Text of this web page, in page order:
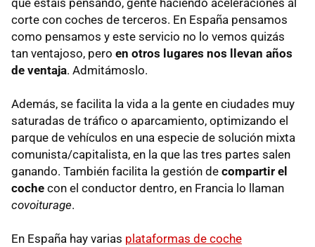
qué estáis pensando, gente haciendo aceleraciones al
corte con coches de terceros. En España pensamos
como pensamos y este servicio no lo vemos quizás
tan ventajoso, pero en otros lugares nos llevan años
de ventaja. Admitámoslo.
Además, se facilita la vida a la gente en ciudades muy
saturadas de tráfico o aparcamiento, optimizando el
parque de vehículos en una especie de solución mixta
comunista/capitalista, en la que las tres partes salen
ganando. También facilita la gestión de compartir el
coche con el conductor dentro, en Francia lo llaman
covoiturage.
En España hay varias plataformas de coche